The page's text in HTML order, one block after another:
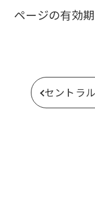
ページの有効
セントラ